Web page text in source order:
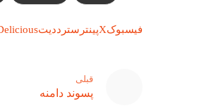
فیسبوکXپینترسترددیت
قبلی
پسوند دامنه